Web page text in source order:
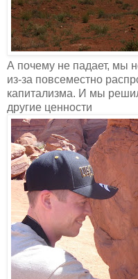
А почему не падает, мы
из-за повсеместно
капитализма. И мы
другие ценности